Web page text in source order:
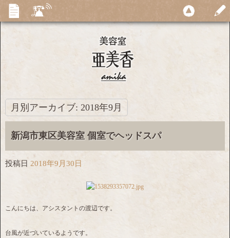
月別アーカイブ: 2018年9月
新潟市東区美容室 個室でヘッドスパ
投稿日 2018年9月30日
こんにちは、アシスタントの渡辺です。
台風が近づいているようです。